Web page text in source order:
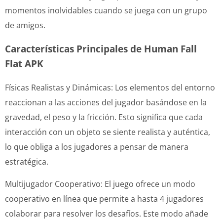
momentos inolvidables cuando se juega con un grupo
de amigos.
Características Principales de Human Fall
Flat APK
Físicas Realistas y Dinámicas: Los elementos del entorno
reaccionan a las acciones del jugador basándose en la
gravedad, el peso y la fricción. Esto significa que cada
interacción con un objeto se siente realista y auténtica,
lo que obliga a los jugadores a pensar de manera
estratégica.
Multijugador Cooperativo: El juego ofrece un modo
cooperativo en línea que permite a hasta 4 jugadores
colaborar para resolver los desafíos. Este modo añade